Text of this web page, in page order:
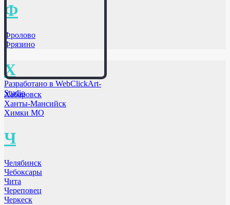
Ф
Фролово
Фрязино
Х
Хабаровск
Ханты-Мансийск
Химки МО
Ч
Челябинск
Чебоксары
Чита
Череповец
Черкеск
Разработано в WebClickArt-
Studio